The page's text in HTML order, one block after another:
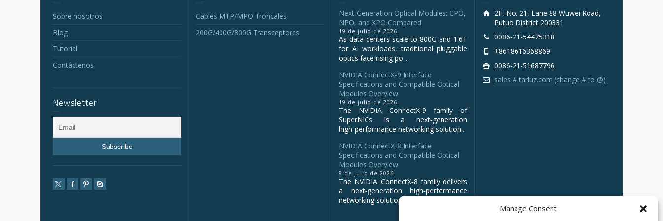
Manage Consent
Sobre nosotros
Blog
Tutorial
Contáctenos
Newsletter
Cables MTP/MPO Troncales
200G/400G/800G Transceptores
Next-Generation Optical Modules: CPO,
NPO, and XPO Compared
19 de julio de 2026
As data centers scale to 800G and 1.6T
for AI workloads, traditional pluggable
optics face rising po...
NVIDIA ConnectX‑9 Interface
Specifications and Compatible Optical
Modules Overview
19 de julio de 2026
The NVIDIA ConnectX‑9 family of
SuperNICs is a next‑generation
high‑performance networking solution...
NVIDIA ConnectX-8 Interface
Specifications and Compatible Optical
Modules Overview
9 de julio de 2026
The NVIDIA ConnectX‑8 family delivers
a next‑generation high‑performance
networking solution for clo...
2F, No. 21, Lane 88 Wuwei Road,
Putuo District 200331
0086-21-54475318
+8618616368869
0086-21-51687796
sales # tarluz.com (change # to @)